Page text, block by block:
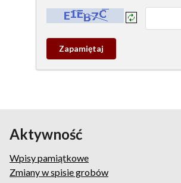
Kontrola - wprowadź tekst z obrazka:
Zapamietaj
wpis
Aktywność
Wpisy pamiątkowe
Zmiany w spisie grobów